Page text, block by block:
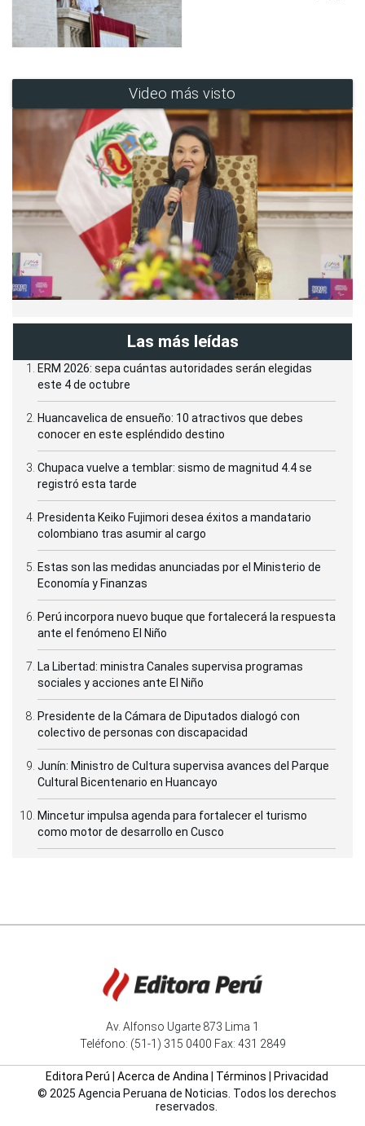
Video más visto
Las más leídas
ERM 2026: sepa cuántas autoridades serán elegidas
este 4 de octubre
Huancavelica de ensueño: 10 atractivos que debes
conocer en este espléndido destino
Chupaca vuelve a temblar: sismo de magnitud 4.4 se
registró esta tarde
Presidenta Keiko Fujimori desea éxitos a mandatario
colombiano tras asumir al cargo
Estas son las medidas anunciadas por el Ministerio de
Economía y Finanzas
Perú incorpora nuevo buque que fortalecerá la respuesta
ante el fenómeno El Niño
La Libertad: ministra Canales supervisa programas
sociales y acciones ante El Niño
Presidente de la Cámara de Diputados dialogó con
colectivo de personas con discapacidad
Junín: Ministro de Cultura supervisa avances del Parque
Cultural Bicentenario en Huancayo
Mincetur impulsa agenda para fortalecer el turismo
como motor de desarrollo en Cusco
Av. Alfonso Ugarte 873 Lima 1
Teléfono: (51-1) 315 0400 Fax: 431 2849
Editora Perú Acerca de Andina Términos
Privacidad
© 2025 Agencia Peruana de Noticias. Todos los derechos
reservados.